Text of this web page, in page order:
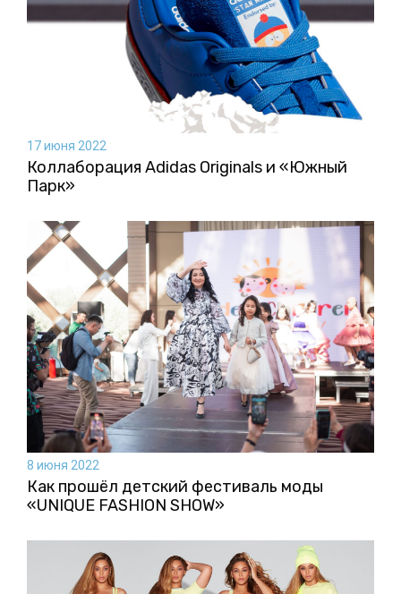
17 июня 2022
Коллаборация Аdidas Originals и «Южный
Парк»
8 июня 2022
Как прошёл детский фестиваль моды
«UNIQUE FASHION SHOW»